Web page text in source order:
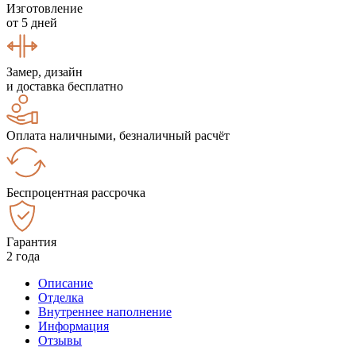
Изготовление
от 5 дней
Замер, дизайн
и доставка бесплатно
Оплата наличными, безналичный расчёт
Беспроцентная рассрочка
Гарантия
2 года
Описание
Отделка
Внутреннее наполнение
Информация
Отзывы